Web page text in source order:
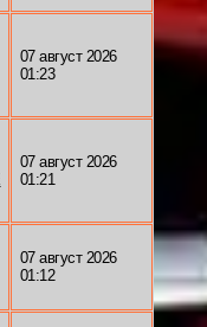
07 август 2026
01:23
07 август 2026
01:21
07 август 2026
01:12